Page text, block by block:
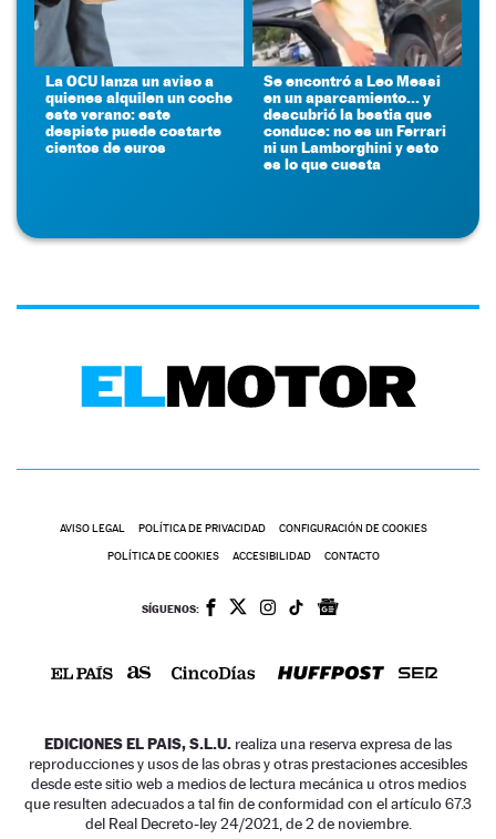
La OCU lanza un aviso a
quienes alquilen un coche
este verano: este
despiste puede costarte
cientos de euros
Se encontró a Leo Messi
en un aparcamiento... y
descubrió la bestia que
conduce: no es un Ferrari
ni un Lamborghini y esto
es lo que cuesta
AVISO LEGAL POLÍTICA DE PRIVACIDAD CONFIGURACIÓN DE COOKIES
POLÍTICA DE COOKIES ACCESIBILIDAD CONTACTO
SÍGUENOS:
EDICIONES EL PAIS, S.L.U. realiza una reserva expresa de las
reproducciones y usos de las obras y otras prestaciones accesibles
desde este sitio web a medios de lectura mecánica u otros medios
que resulten adecuados a tal fin de conformidad con el artículo 67.3
del Real Decreto-ley 24/2021, de 2 de noviembre.